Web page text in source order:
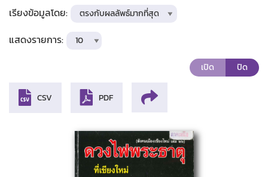
เรียงข้อมูลโดย:
แสดงรายการ:
เปิด ปิด
CSV PDF